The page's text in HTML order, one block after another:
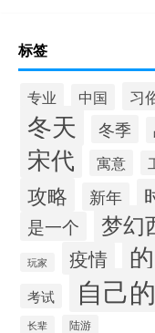
标签
专业 中国 习
冬天 冬季
宋代 寓意
攻略 新年
是一个 梦幻
玩家 疫情
考试 自己的
长辈 陆游